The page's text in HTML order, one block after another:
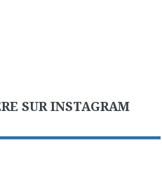
SUR INSTAGRAM